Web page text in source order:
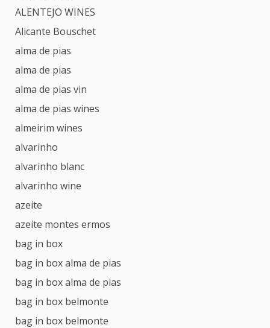
ALENTEJO WINES
Alicante Bouschet
alma de pias
alma de pias
alma de pias vin
alma de pias wines
almeirim wines
alvarinho
alvarinho blanc
alvarinho wine
azeite
azeite montes ermos
bag in box
bag in box alma de pias
bag in box alma de pias
bag in box belmonte
bag in box belmonte